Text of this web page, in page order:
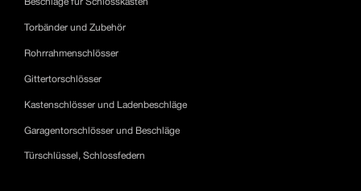
Torbänder und Zubehör
Rohrrahmenschlösser
Gittertorschlösser
Kastenschlösser und Ladenbeschläge
Garagentorschlösser und Beschläge
Türschlüssel, Schlossfedern